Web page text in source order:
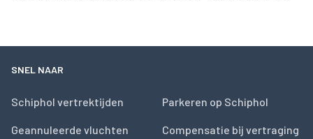
SNEL NAAR
Schiphol vertrektijden
Geannuleerde vluchten
Parkeren op Schiphol
Compensatie bij vertraging